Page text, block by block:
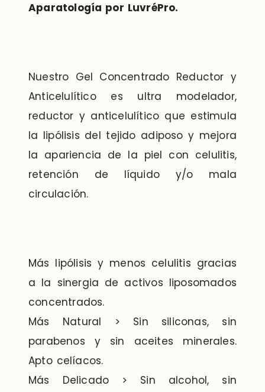
Aparatología por LuvréPro.
Nuestro Gel Concentrado Reductor y
Anticelulítico es ultra modelador,
reductor y anticelulítico que estimula
la lipólisis del tejido adiposo y mejora
la apariencia de la piel con celulitis,
retención de líquido y/o mala
circulación.
Más lipólisis y menos celulitis gracias
a la sinergia de activos liposomados
concentrados.
Más Natural > Sin siliconas, sin
parabenos y sin aceites minerales.
Apto celíacos.
Más Delicado > Sin alcohol, sin